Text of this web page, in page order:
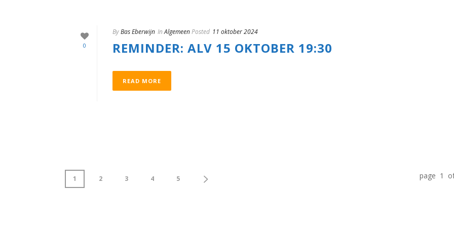
0
ByBas Eberwijn InAlgemeenPosted 11 oktober 2024
REMINDER: ALV 15 OKTOBER 19:30
READ MORE
1 2 3 4 5 page 1